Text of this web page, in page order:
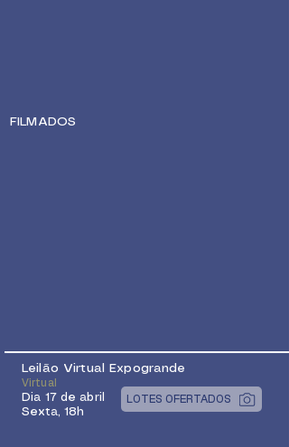
FILMADOS
Leilão Virtual Expogrande
Virtual
Dia 17 de abril
Sexta, 18h
LOTES OFERTADOS